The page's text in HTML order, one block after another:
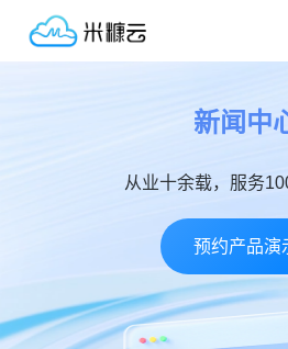
新闻中
从业十余载，服务
预约产品演